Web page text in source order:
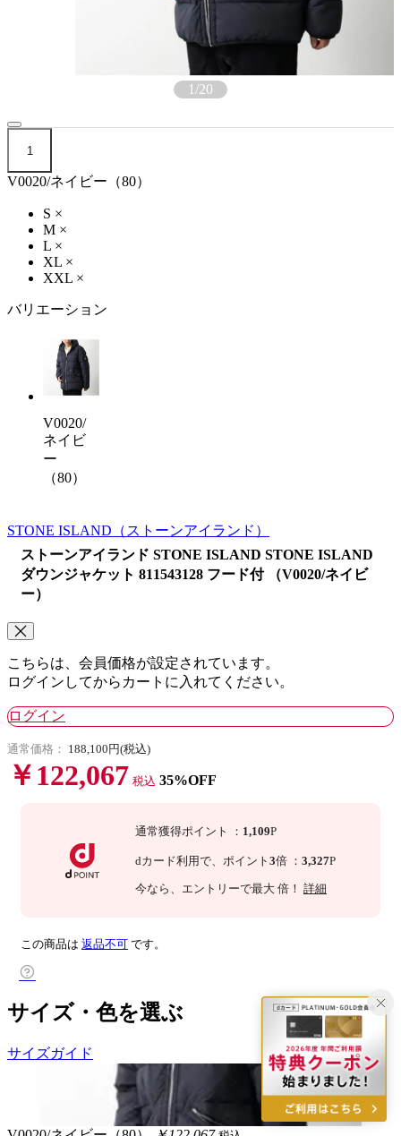
1/20
1
V0020/ネイビー（80）
S ×
M ×
L ×
XL ×
XXL ×
バリエーション
V0020/
ネイビ
ー
（80）
STONE ISLAND （ストーンアイランド）
ストーンアイランド STONE ISLAND STONE ISLAND
ダウンジャケット 811543128 フード付 （V0020/ネイビ
ー）
こちらは、会員価格が設定されています。
ログインしてからカートに入れてください。
ログイン
通常価格： 188,100円(税込)
￥122,067 税込 35%OFF
通常獲得ポイント ： 1,109P
dカード利用で、 ポイント 3倍 ： 3,327P
今なら 、エントリーで最大 倍！ 詳細
この商品は 返品不可 です。
サイズ・色を選ぶ
サイズガイド